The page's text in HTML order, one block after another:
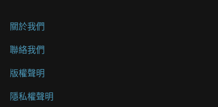
關於我們
聯絡我們
版權聲明
隱私權聲明